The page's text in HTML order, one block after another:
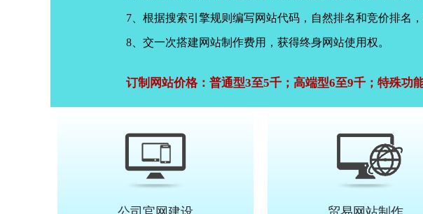
7、根据搜索引擎规则编写网站代码，自然排名和竞价排名
8、交一次搭建网站制作费用，获得终身网站使用权。
订制网站价格：普通型3至5千；高端型6至9千；特殊功